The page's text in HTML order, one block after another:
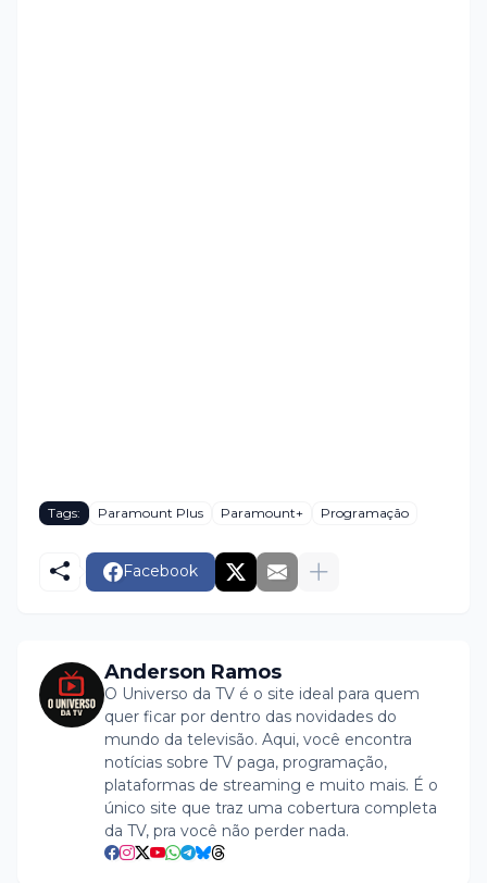
Tags: Paramount Plus Paramount+ Programação
Facebook
Anderson Ramos
O Universo da TV é o site ideal para quem
quer ficar por dentro das novidades do
mundo da televisão. Aqui, você encontra
notícias sobre TV paga, programação,
plataformas de streaming e muito mais. É o
único site que traz uma cobertura completa
da TV, pra você não perder nada.